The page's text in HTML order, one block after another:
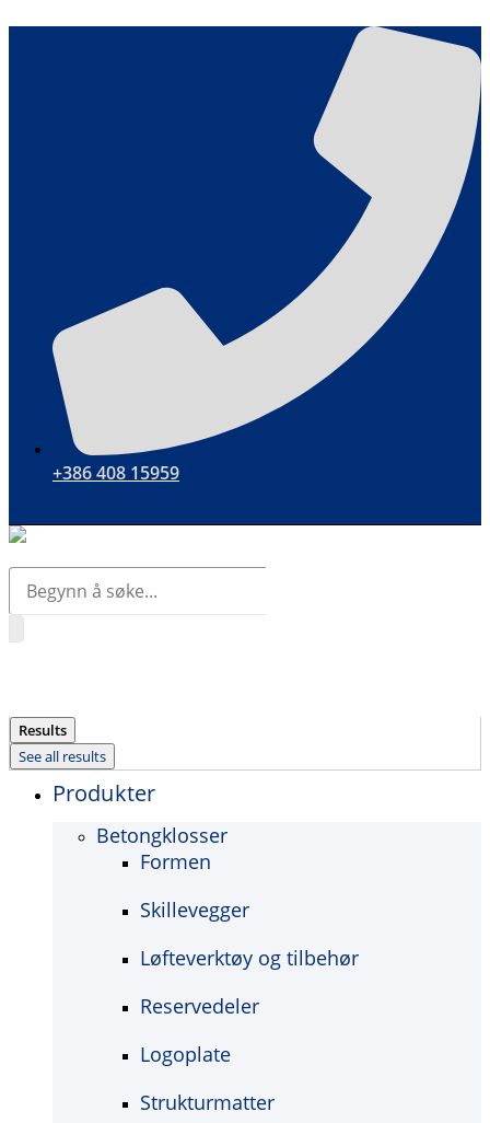
+386 408 15959
Search
Results
See all results
Produkter
Betongklosser
Formen
Skillevegger
Løfteverktøy og tilbehør
Reservedeler
Logoplate
Strukturmatter